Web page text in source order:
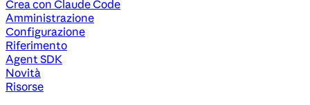
Crea con Claude Code
Amministrazione
Configurazione
Riferimento
Agent SDK
Novità
Risorse